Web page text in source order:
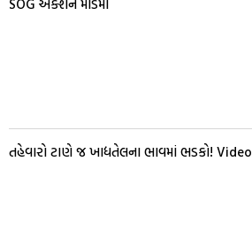
SOG એક્શન મોડમાં
તહેવારો ટાણે જ ખાદ્યતેલના ભાવમાં ભડકો! Video